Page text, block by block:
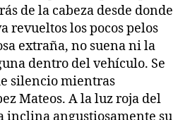
de la cabeza desde donde
revueltos los pocos pelos
extraña, no suena ni la
dentro del vehículo. Se
silencio mientras
Mateos. A la luz roja del